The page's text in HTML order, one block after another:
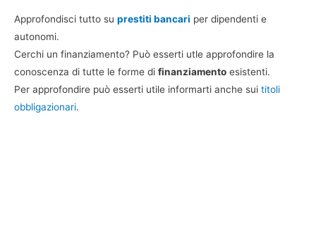
Approfondisci tutto su prestiti bancari per dipendenti e
autonomi.
Cerchi un finanziamento? Può esserti utle approfondire la
conoscenza di tutte le forme di finanziamento esistenti.
Per approfondire può esserti utile informarti anche sui titoli
obbligazionari.